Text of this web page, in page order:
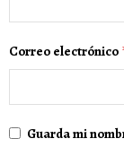
Correo electrónico
Guarda mi